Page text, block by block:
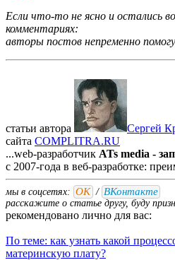
Если что-то не ясно и остались
комментариях:
авторы постов непременно
статьи автора Сергей
cайта COMPLITRA.RU
...web-разработчик ATs media -
с 2007-года в веб-разработке:
мы в соцсетях: ОК / ВКонтакте
расскажите о статье другу, буду
рекомендовано лично для вас:
По теме: как узнать какой
материнскую плату?